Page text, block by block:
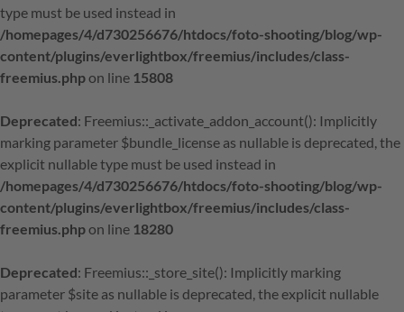
type must be used instead in
/homepages/4/d730256676/htdocs/foto-shooting/blog/wp-
content/plugins/everlightbox/freemius/includes/class-
freemius.phpon line 15808
Deprecated: Freemius::_activate_addon_account(): Implicitly
marking parameter $bundle_license as nullable is deprecated, the
explicit nullable type must be used instead in
/homepages/4/d730256676/htdocs/foto-shooting/blog/wp-
content/plugins/everlightbox/freemius/includes/class-
freemius.phpon line 18280
Deprecated: Freemius::_store_site(): Implicitly marking
parameter $site as nullable is deprecated, the explicit nullable